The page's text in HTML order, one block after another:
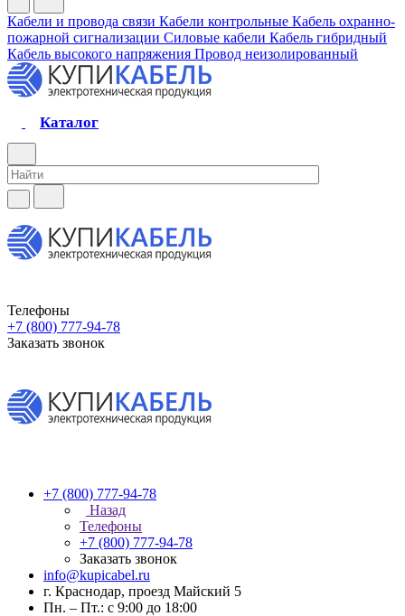
Кабели и провода связи Кабели контрольные Кабель охранно-
пожарной сигнализации Силовые кабели Кабель гибридный
Кабель высокого напряжения Провод неизолированный
Каталог
Телефоны
+7 (800) 777-94-78
Заказать звонок
+7 (800) 777-94-78
Назад
Телефоны
+7 (800) 777-94-78
Заказать звонок
info@kupicabel.ru
г. Краснодар, проезд Майский 5
Пн. – Пт.: с 9:00 до 18:00